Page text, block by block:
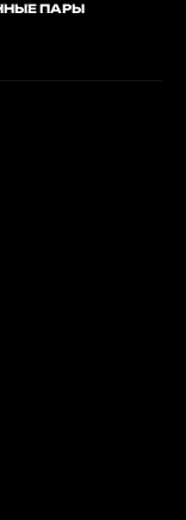
ПАРЫ